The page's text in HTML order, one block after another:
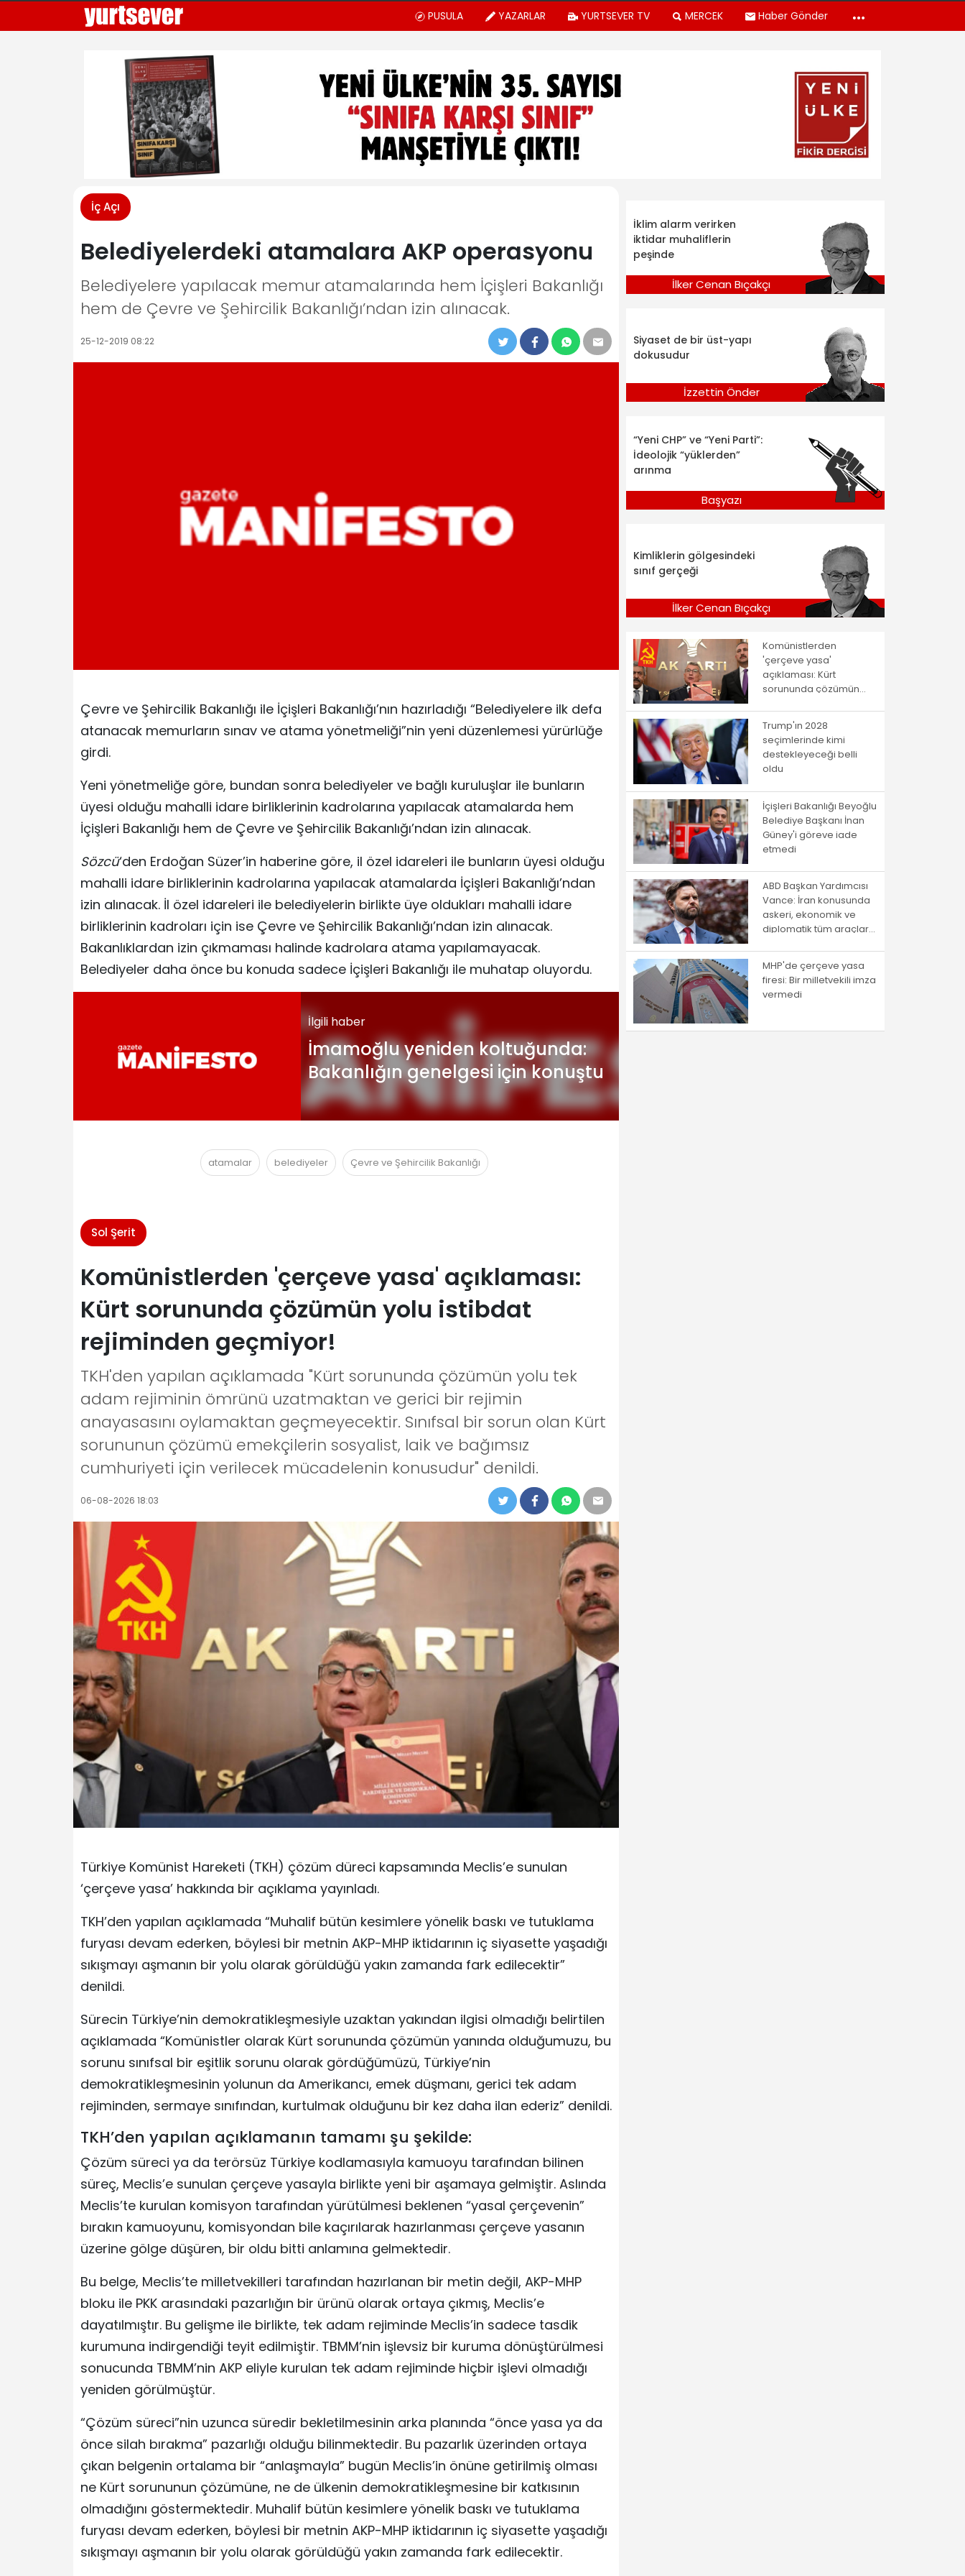
PUSULA YAZARLAR YURTSEVER TV MERCEK Haber Gönder
İç Açı
Belediyelerdeki atamalara AKP operasyonu
Belediyelere yapılacak memur atamalarında hem İçişleri Bakanlığı
hem de Çevre ve Şehircilik Bakanlığı’ndan izin alınacak.
25-12-2019 08:22
Çevre ve Şehircilik Bakanlığı ile İçişleri Bakanlığı’nın hazırladığı “Belediyelere ilk defa
atanacak memurların sınav ve atama yönetmeliği”nin yeni düzenlemesi yürürlüğe
girdi.
Yeni yönetmeliğe göre, bundan sonra belediyeler ve bağlı kuruluşlar ile bunların
üyesi olduğu mahalli idare birliklerinin kadrolarına yapılacak atamalarda hem
İçişleri Bakanlığı hem de Çevre ve Şehircilik Bakanlığı’ndan izin alınacak.
Sözcü‘den Erdoğan Süzer’in haberine göre, il özel idareleri ile bunların üyesi olduğu
mahalli idare birliklerinin kadrolarına yapılacak atamalarda İçişleri Bakanlığı’ndan
izin alınacak. İl özel idareleri ile belediyelerin birlikte üye oldukları mahalli idare
birliklerinin kadroları için ise Çevre ve Şehircilik Bakanlığı’ndan izin alınacak.
Bakanlıklardan izin çıkmaması halinde kadrolara atama yapılamayacak.
Belediyeler daha önce bu konuda sadece İçişleri Bakanlığı ile muhatap oluyordu.
İlgili haber
İmamoğlu yeniden koltuğunda:
Bakanlığın genelgesi için konuştu
atamalar belediyeler Çevre ve Şehircilik Bakanlığı
Sol Şerit
Komünistlerden 'çerçeve yasa' açıklaması:
Kürt sorununda çözümün yolu istibdat
rejiminden geçmiyor!
TKH'den yapılan açıklamada "Kürt sorununda çözümün yolu tek
adam rejiminin ömrünü uzatmaktan ve gerici bir rejimin
anayasasını oylamaktan geçmeyecektir. Sınıfsal bir sorun olan Kürt
sorununun çözümü emekçilerin sosyalist, laik ve bağımsız
cumhuriyeti için verilecek mücadelenin konusudur" denildi.
06-08-2026 18:03
Türkiye Komünist Hareketi (TKH) çözüm düreci kapsamında Meclis’e sunulan
‘çerçeve yasa’ hakkında bir açıklama yayınladı.
TKH’den yapılan açıklamada “Muhalif bütün kesimlere yönelik baskı ve tutuklama
furyası devam ederken, böylesi bir metnin AKP-MHP iktidarının iç siyasette yaşadığı
sıkışmayı aşmanın bir yolu olarak görüldüğü yakın zamanda fark edilecektir”
denildi.
Sürecin Türkiye’nin demokratikleşmesiyle uzaktan yakından ilgisi olmadığı belirtilen
açıklamada “Komünistler olarak Kürt sorununda çözümün yanında olduğumuzu, bu
sorunu sınıfsal bir eşitlik sorunu olarak gördüğümüzü, Türkiye’nin
demokratikleşmesinin yolunun da Amerikancı, emek düşmanı, gerici tek adam
rejiminden, sermaye sınıfından, kurtulmak olduğunu bir kez daha ilan ederiz” denildi.
TKH’den yapılan açıklamanın tamamı şu şekilde:
Çözüm süreci ya da terörsüz Türkiye kodlamasıyla kamuoyu tarafından bilinen
süreç, Meclis’e sunulan çerçeve yasayla birlikte yeni bir aşamaya gelmiştir. Aslında
Meclis’te kurulan komisyon tarafından yürütülmesi beklenen “yasal çerçevenin”
bırakın kamuoyunu, komisyondan bile kaçırılarak hazırlanması çerçeve yasanın
üzerine gölge düşüren, bir oldu bitti anlamına gelmektedir.
Bu belge, Meclis’te milletvekilleri tarafından hazırlanan bir metin değil, AKP-MHP
bloku ile PKK arasındaki pazarlığın bir ürünü olarak ortaya çıkmış, Meclis’e
dayatılmıştır. Bu gelişme ile birlikte, tek adam rejiminde Meclis’in sadece tasdik
kurumuna indirgendiği teyit edilmiştir. TBMM’nin işlevsiz bir kuruma dönüştürülmesi
sonucunda TBMM’nin AKP eliyle kurulan tek adam rejiminde hiçbir işlevi olmadığı
yeniden görülmüştür.
“Çözüm süreci”nin uzunca süredir bekletilmesinin arka planında “önce yasa ya da
önce silah bırakma” pazarlığı olduğu bilinmektedir. Bu pazarlık üzerinden ortaya
çıkan belgenin ortalama bir “anlaşmayla” bugün Meclis’in önüne getirilmiş olması
ne Kürt sorununun çözümüne, ne de ülkenin demokratikleşmesine bir katkısının
olmadığını göstermektedir. Muhalif bütün kesimlere yönelik baskı ve tutuklama
furyası devam ederken, böylesi bir metnin AKP-MHP iktidarının iç siyasette yaşadığı
sıkışmayı aşmanın bir yolu olarak görüldüğü yakın zamanda fark edilecektir.
İklim alarm verirken
iktidar muhaliflerin
peşinde
İlker Cenan Bıçakçı
Siyaset de bir üst-yapı
dokusudur
İzzettin Önder
“Yeni CHP” ve “Yeni Parti”:
İdeolojik “yüklerden”
arınma
Başyazı
Kimliklerin gölgesindeki
sınıf gerçeği
İlker Cenan Bıçakçı
Komünistlerden
'çerçeve yasa'
açıklaması: Kürt
sorununda çözümün
geçmiyor!
Trump'ın 2028
seçimlerinde kimi
destekleyeceği belli
oldu
İçişleri Bakanlığı Beyoğlu
Belediye Başkanı İnan
Güney'i göreve iade
etmedi
ABD Başkan Yardımcısı
Vance: İran konusunda
askeri, ekonomik ve
diplomatik tüm araçlar
MHP'de çerçeve yasa
firesi: Bir milletvekili imza
vermedi